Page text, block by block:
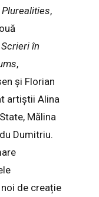
,
Scrieri în
,
și Florian
artiștii Alina
Mălina
Dumitriu.
de creație